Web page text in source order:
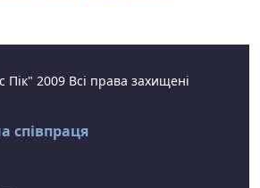
2009 Всі права захищені
співпраця